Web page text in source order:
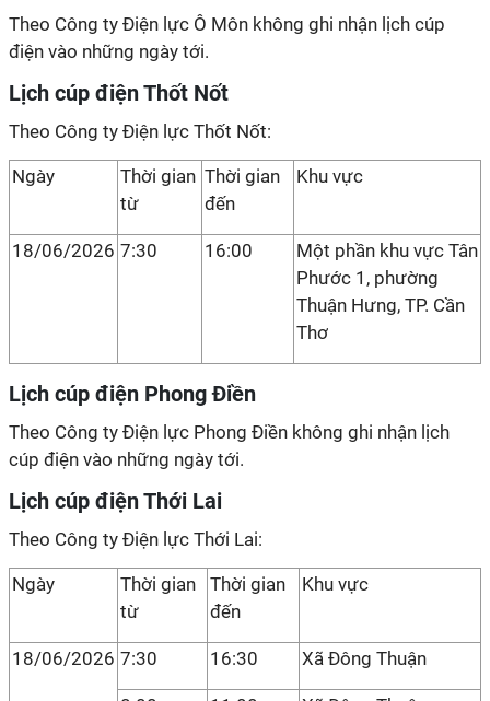
Theo Công ty Điện lực Ô Môn không ghi nhận lịch cúp
điện vào những ngày tới.
Lịch cúp điện Thốt Nốt
Theo Công ty Điện lực Thốt Nốt:
Ngày
Thời gian
từ
Thời gian
đến
Khu vực
18/06/2026 7:30 16:00
Một phần khu vực Tân
Phước 1, phường
Thuận Hưng, TP. Cần
Thơ
Lịch cúp điện Phong Điền
Theo Công ty Điện lực Phong Điền không ghi nhận lịch
cúp điện vào những ngày tới.
Lịch cúp điện Thới Lai
Theo Công ty Điện lực Thới Lai:
Ngày
Thời gian
từ
Thời gian
đến
Khu vực
18/06/2026 7:30 16:30 Xã Đông Thuận